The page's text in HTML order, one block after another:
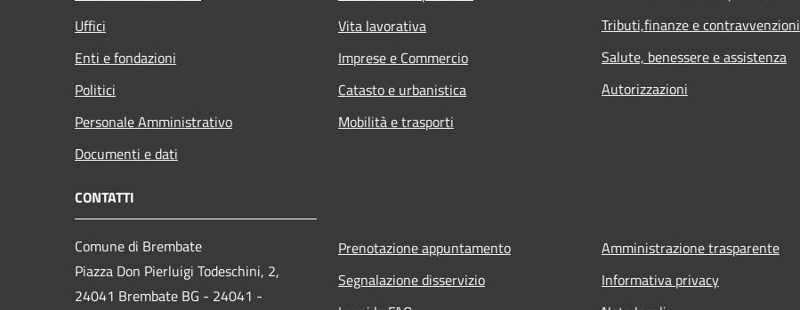
Uffici
Enti e fondazioni
Politici
Personale Amministrativo
Documenti e dati
Vita lavorativa
Imprese e Commercio
Catasto e urbanistica
Mobilità e trasporti
Tributi,finanze e contravvenzioni
Salute, benessere e assistenza
Autorizzazioni
CONTATTI
Comune di Brembate
Piazza Don Pierluigi Todeschini, 2,
24041 Brembate BG - 24041 -
Prenotazione appuntamento
Segnalazione disservizio
Amministrazione trasparente
Informativa privacy